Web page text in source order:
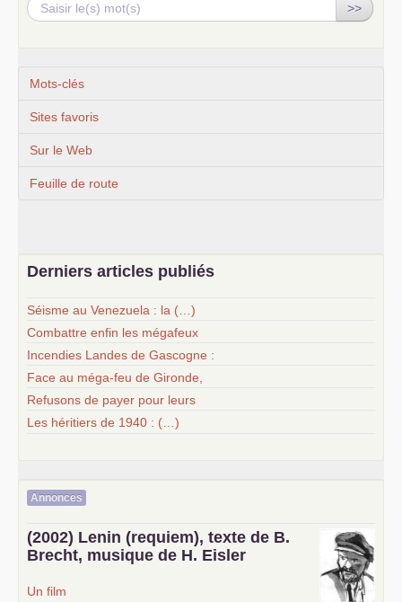
>>
Mots-clés
Sites favoris
Sur le Web
Feuille de route
Derniers articles publiés
Séisme au Venezuela : la (…)
Combattre enfin les mégafeux
Incendies Landes de Gascogne :
Face au méga-feu de Gironde,
Refusons de payer pour leurs
Les héritiers de 1940 : (…)
Annonces
(2002) Lenin (requiem), texte de B.
Brecht, musique de H. Eisler
Un film